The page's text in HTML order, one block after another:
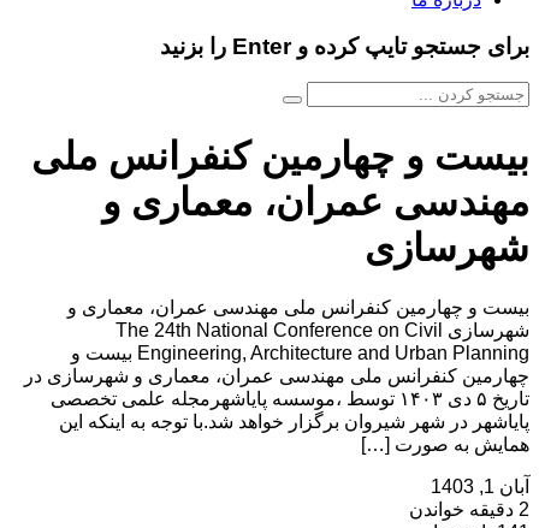
برای جستجو تایپ کرده و Enter را بزنید
بیست و چهارمین کنفرانس ملی
مهندسی عمران، معماری و
شهرسازی
بیست و چهارمین کنفرانس ملی مهندسی عمران، معماری و
شهرسازی The 24th National Conference on Civil
Engineering, Architecture and Urban Planning بیست و
چهارمین کنفرانس ملی مهندسی عمران، معماری و شهرسازی در
تاریخ ۵ دی ۱۴۰۳ توسط ،موسسه پایاشهرمجله علمی تخصصی
پایاشهر در شهر شیروان برگزار خواهد شد.با توجه به اینکه این
همایش به صورت […]
آبان 1, 1403
2 دقیقه خواندن